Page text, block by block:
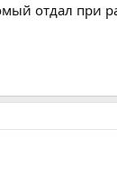
отдал при